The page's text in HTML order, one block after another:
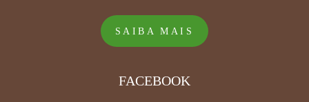
SAIBA MAIS
FACEBOOK